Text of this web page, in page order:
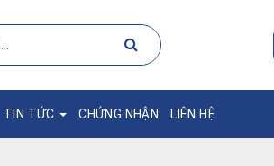
TIN TỨC CHỨNG NHẬN LIÊN HỆ